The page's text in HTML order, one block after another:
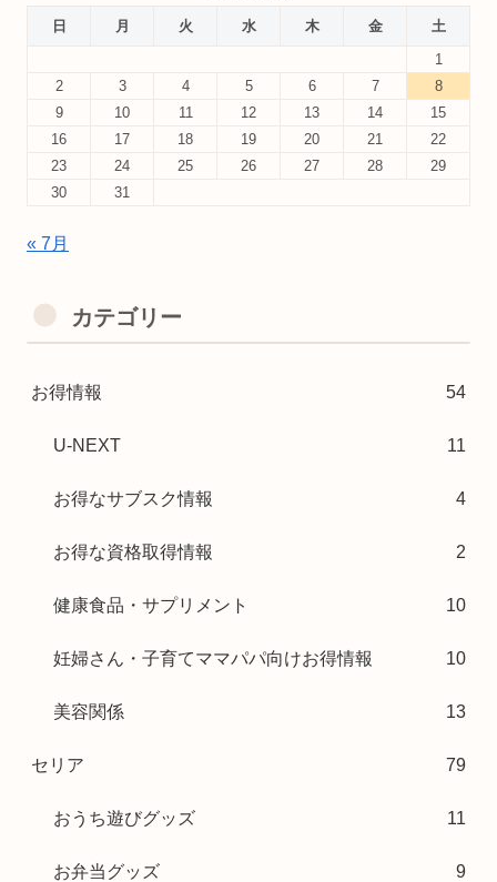
日 月 火 水 木 金
土
1
2
3 4 5 6 7
8
9
10 11 12 13 14
15
16
17 18 19 20 21
22
23
24 25 26 27 28
29
30
31
« 7月
カテゴリー
お得情報 54
U-NEXT 11
お得なサブスク情報 4
お得な資格取得情報 2
健康食品・サプリメント 10
妊婦さん・子育てママパパ向けお得情報 10
美容関係 13
セリア 79
おうち遊びグッズ 11
お弁当グッズ 9